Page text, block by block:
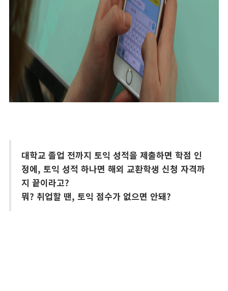
대학교 졸업 전까지 토익 성적을 제출하면 학점 인
정에, 토익 성적 하나면 해외 교환학생 신청 자격까
지 끝이라고?
뭐? 취업할 땐, 토익 점수가 없으면 안돼?